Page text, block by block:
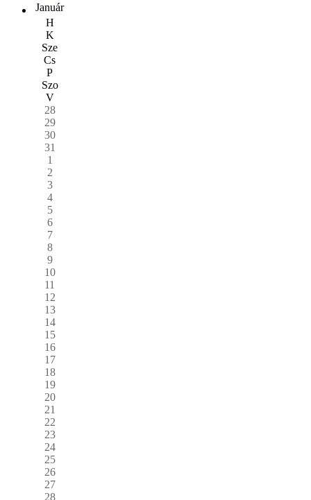
Január
H
K
Sze
Cs
P
Szo
V
28
29
30
31
1
2
3
4
5
6
7
8
9
10
11
12
13
14
15
16
17
18
19
20
21
22
23
24
25
26
27
28